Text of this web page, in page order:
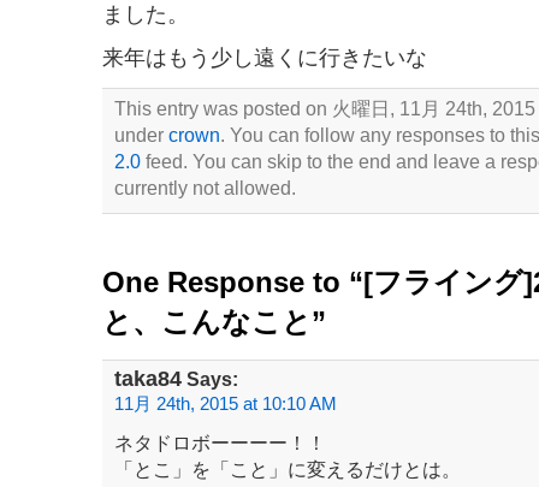
ました。
来年はもう少し遠くに行きたいな
This entry was posted on 火曜日, 11月 24th,
under crown. You can follow any responses to
2.0feed. You can skip to the end and leave a
currently not allowed.
One Response to “[フライング
と、こんなこと”
taka84Says:
11月 24th, 2015 at 10:10 AM
ネタドロボーーーー！！
「とこ」を「こと」に変えるだけとは。